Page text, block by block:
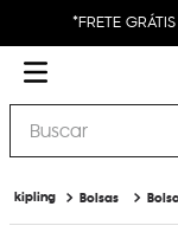
*FRETE
Buscar
Bolsas